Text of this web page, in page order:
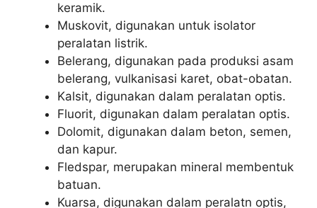
keramik.
Muskovit, digunakan untuk isolator
peralatan listrik.
Belerang, digunakan pada produksi asam
belerang, vulkanisasi karet, obat-obatan.
Kalsit, digunakan dalam peralatan optis.
Fluorit, digunakan dalam peralatan optis.
Dolomit, digunakan dalam beton, semen,
dan kapur.
Fledspar, merupakan mineral membentuk
batuan.
Kuarsa, digunakan dalam peralatn optis,